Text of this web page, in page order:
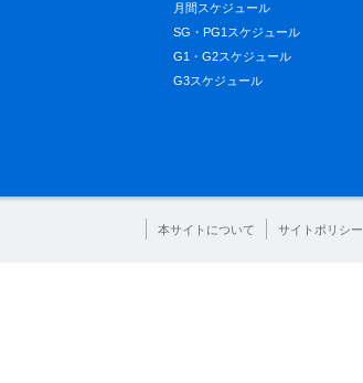
月間スケジュール
SG・PG1スケジュール
G1・G2スケジュール
G3スケジュール
本サイトについて サイトポリシー